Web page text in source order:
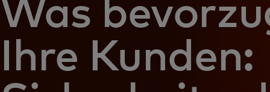
Was
Ihre Kunden: